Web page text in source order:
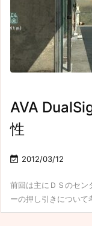
AVA
性
 2012/03/12
前回は主にＤＳのセン
ーの押し引きについて